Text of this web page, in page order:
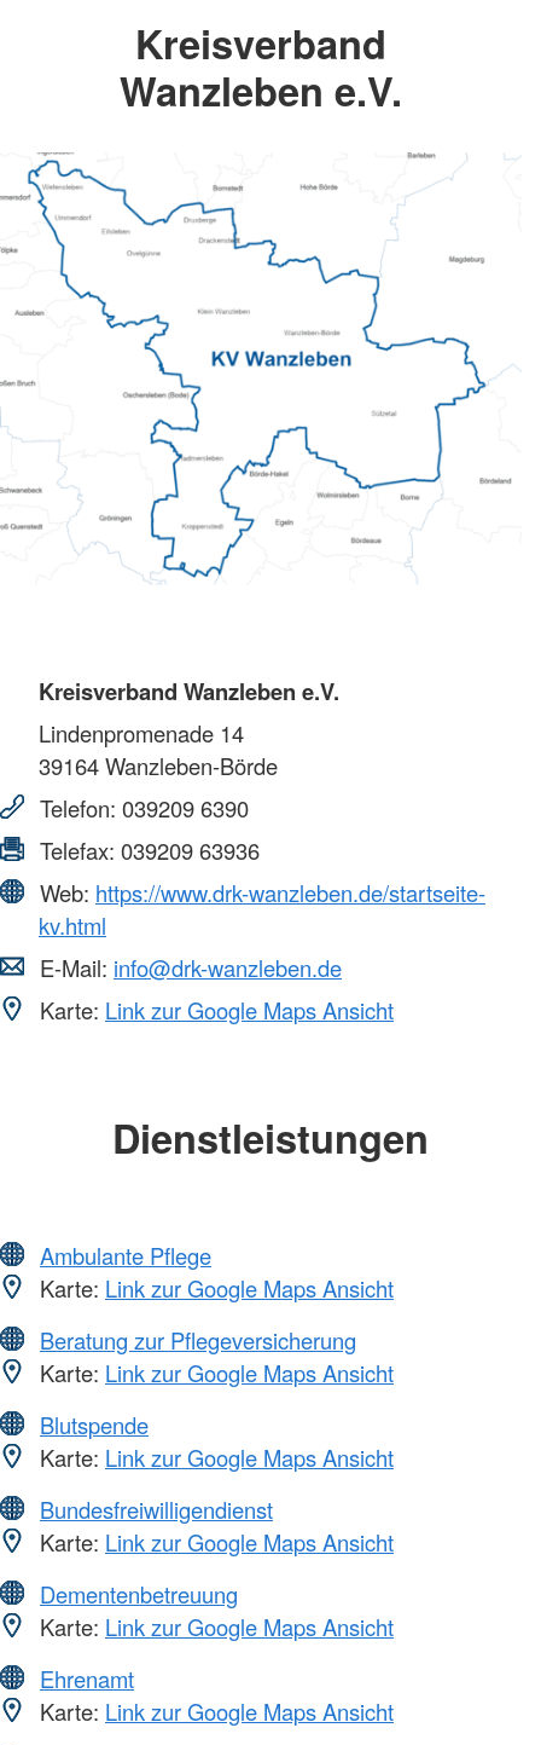
Kreisverband
Wanzleben e.V.
Kreisverband Wanzleben e.V.
Lindenpromenade 14
39164Wanzleben-Börde
Telefon: 039209 6390
Telefax: 039209 63936
Web: https://www.drk-wanzleben.de/startseite-
kv.html
E-Mail: info@drk-wanzleben.de
Karte: Link zur Google Maps Ansicht
Dienstleistungen
Ambulante Pflege
Karte: Link zur Google Maps Ansicht
Beratung zur Pflegeversicherung
Karte: Link zur Google Maps Ansicht
Blutspende
Karte: Link zur Google Maps Ansicht
Bundesfreiwilligendienst
Karte: Link zur Google Maps Ansicht
Dementenbetreuung
Karte: Link zur Google Maps Ansicht
Ehrenamt
Karte: Link zur Google Maps Ansicht